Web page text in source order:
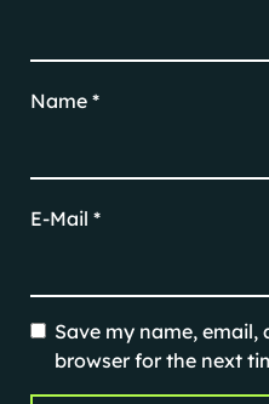
Name *
E-Mail *
Save my name, email,
browser for the next